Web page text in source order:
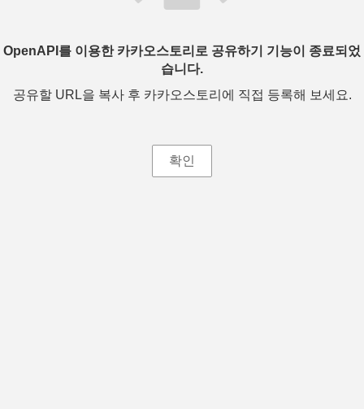
OpenAPI를 이용한 카카오스토리로 공유하기 기능이 종료되었
습니다.
공유할 URL을 복사 후 카카오스토리에 직접 등록해 보세요.
확인